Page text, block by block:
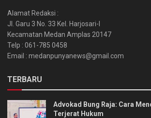
Alamat Redaksi :
Jl. Garu 3 No. 33 Kel. Harjosari-I
Kecamatan Medan Amplas 20147
Telp : 061-785 0458
Email : medanpunyanews@gmail.com
TERBARU
Advokad Bung Raja: Cara
Terjerat Hukum